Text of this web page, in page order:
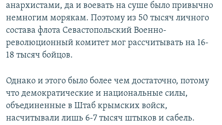
анархистами, да и воевать на суше было привычно
немногим морякам. Поэтому из 50 тысяч личного
состава флота Севастопольский Военно-
революционный комитет мог рассчитывать на 16-
18 тысяч бойцов.
Однако и этого было более чем достаточно, потому
что демократические и национальные силы,
объединенные в Штаб крымских войск,
насчитывали лишь 6-7 тысяч штыков и сабель.